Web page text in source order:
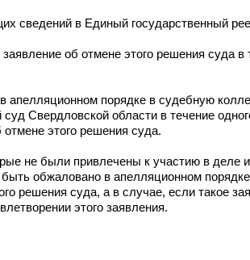
сведений в Единый государственный
об отмене этого решения суда
порядке в судебную
Свердловской области в течение
этого решения суда.
не были привлечены к участию в деле и
обжаловано в апелляционном
решения суда, а в случае, если такое
этого заявления.